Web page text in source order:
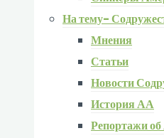
На тему-
Мнения
Статьи
Новости
История АА
Репортажи